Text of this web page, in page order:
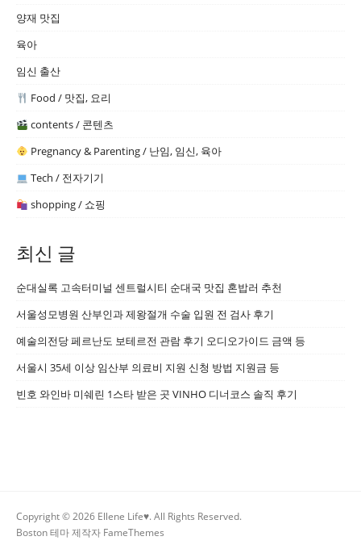
양재 맛집
육아
임신 출산
Food / 맛집, 요리
contents / 콘텐츠
Pregnancy & Parenting / 난임, 임신, 육아
Tech / 전자기기
shopping / 쇼핑
최신 글
순대실록 고속터미널 센트럴시티 순대국 맛집 혼밥러 추천
서울성모병원 산부인과 제왕절개 수술 입원 전 검사 후기
예술의전당 페르난도 보테르전 관람 후기 오디오가이드 금액 등
서울시 35세 이상 임산부 의료비 지원 신청 방법 지원금 등
빈호 와인바 미쉐린 1스타 받은 곳 VINHO 디너코스 솔직 후기
Copyright © 2026 Ellene Life♥. All Rights Reserved.
Boston 테마 제작자 FameThemes